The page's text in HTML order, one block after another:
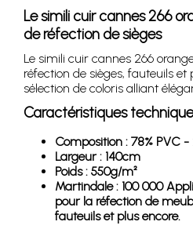
Le simili cuir cannes 266
de réfection de sièges
Le simili cuir cannes 266
réfection de sièges, fauteuils et
sélection de coloris alliant
Caractéristiques
Composition : 78% PVC -
Largeur : 140cm
Poids : 550g/m²
Martindale : 100 000
pour la réfection de
fauteuils et plus encore.